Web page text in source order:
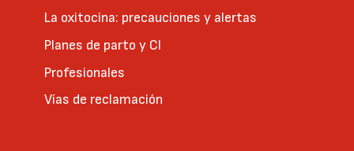
La oxitocina: precauciones y alertas
Planes de parto y CI
Profesionales
Vías de reclamación